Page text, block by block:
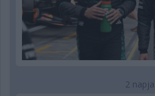
2 napja